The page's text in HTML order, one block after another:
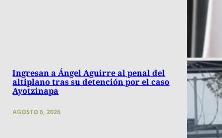
Ingresan a Ángel Aguirre al penal del
altiplano tras su detención por el caso
Ayotzinapa
AGOSTO 6, 2026